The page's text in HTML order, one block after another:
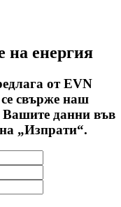
на енергия
от EVN
свърже наш
Вашите данни във
„Изпрати“.